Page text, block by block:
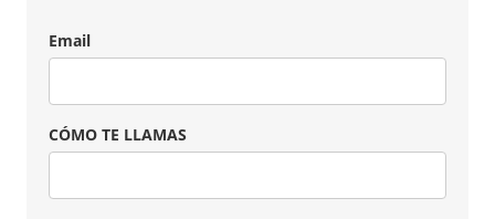
Email
CÓMO TE LLAMAS